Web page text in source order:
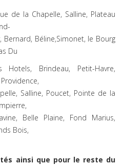
de la Chapelle, Salline, Plateau
Bernard, Béline,Simonet, le Bourg
Du
Hotels, Brindeau, Petit-Havre,
Salline, Poucet, Pointe de la
Belle Plaine, Fond Marius,
Bois,
ainsi que pour le reste du